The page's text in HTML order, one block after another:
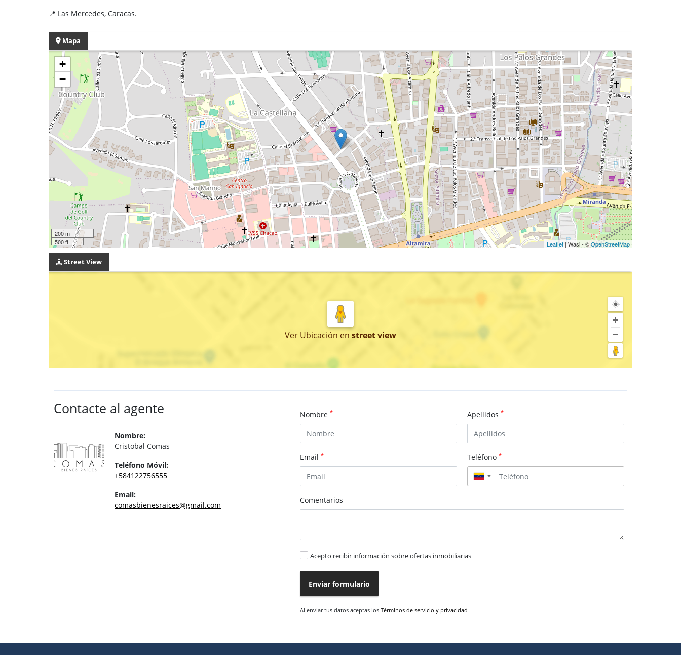
📍 Las Mercedes, Caracas.
Mapa
+
−
200 m
500 ft
Leaflet | Wasi - ©OpenStreetMap
Street View
Ver Ubicación en street view
Contacte al agente
Nombre:
Cristobal Comas
Teléfono Móvil:
+584122756555
Email:
comasbienesraices@gmail.com
Nombre * Apellidos *
Email * Teléfono *
▼
Comentarios
Acepto recibir información sobre ofertas inmobiliarias
Enviar formulario
Al enviar tus datos aceptas los Términos de servicio y privacidad